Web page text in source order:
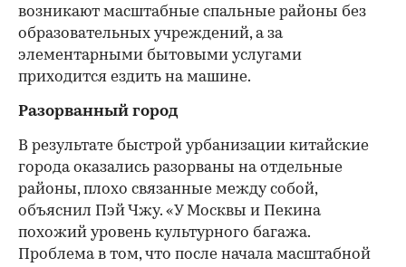
возникают масштабные спальные районы без
образовательных учреждений, а за
элементарными бытовыми услугами
приходится ездить на машине.
Разорванный город
В результате быстрой урбанизации китайские
города оказались разорваны на отдельные
районы, плохо связанные между собой,
объяснил Пэй Чжу. «У Москвы и Пекина
похожий уровень культурного багажа.
Проблема в том, что после начала масштабной